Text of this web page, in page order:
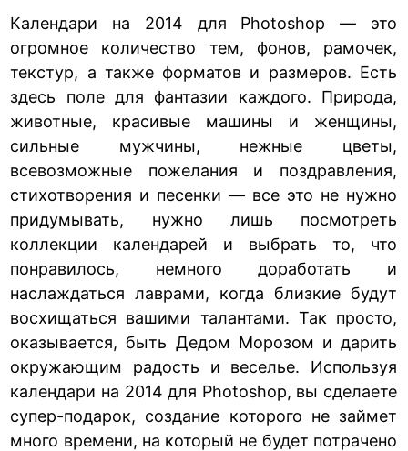
Календари на 2014 для Photoshop — это
огромное количество тем, фонов, рамочек,
текстур, а также форматов и размеров. Есть
здесь поле для фантазии каждого. Природа,
животные, красивые машины и женщины,
сильные мужчины, нежные цветы,
всевозможные пожелания и поздравления,
стихотворения и песенки — все это не нужно
придумывать, нужно лишь посмотреть
коллекции календарей и выбрать то, что
понравилось, немного доработать и
наслаждаться лаврами, когда близкие будут
восхищаться вашими талантами. Так просто,
оказывается, быть Дедом Морозом и дарить
окружающим радость и веселье. Используя
календари на 2014 для Photoshop, вы сделаете
супер-подарок, создание которого не займет
много времени, на который не будет потрачено